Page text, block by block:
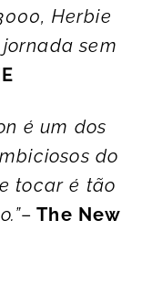
Herbie
sem
é um dos
do
tocar é tão
– The New